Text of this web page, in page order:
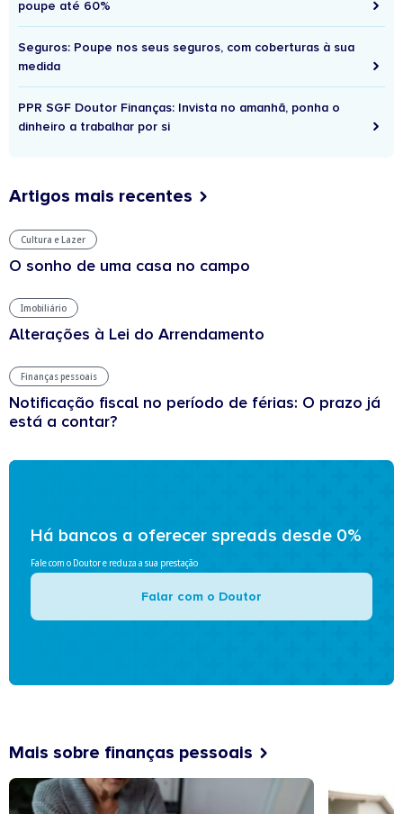
poupe até 60%
Seguros: Poupe nos seus seguros, com coberturas à sua
medida
PPR SGF Doutor Finanças: Invista no amanhã, ponha o
dinheiro a trabalhar por si
Artigos mais recentes
Cultura e Lazer
O sonho de uma casa no campo
Imobiliário
Alterações à Lei do Arrendamento
Finanças pessoais
Notificação fiscal no período de férias: O prazo já
está a contar?
Há bancos a oferecer spreads desde 0%
Fale com o Doutor e reduza a sua prestação
Falar com o Doutor
Mais sobre finanças pessoais